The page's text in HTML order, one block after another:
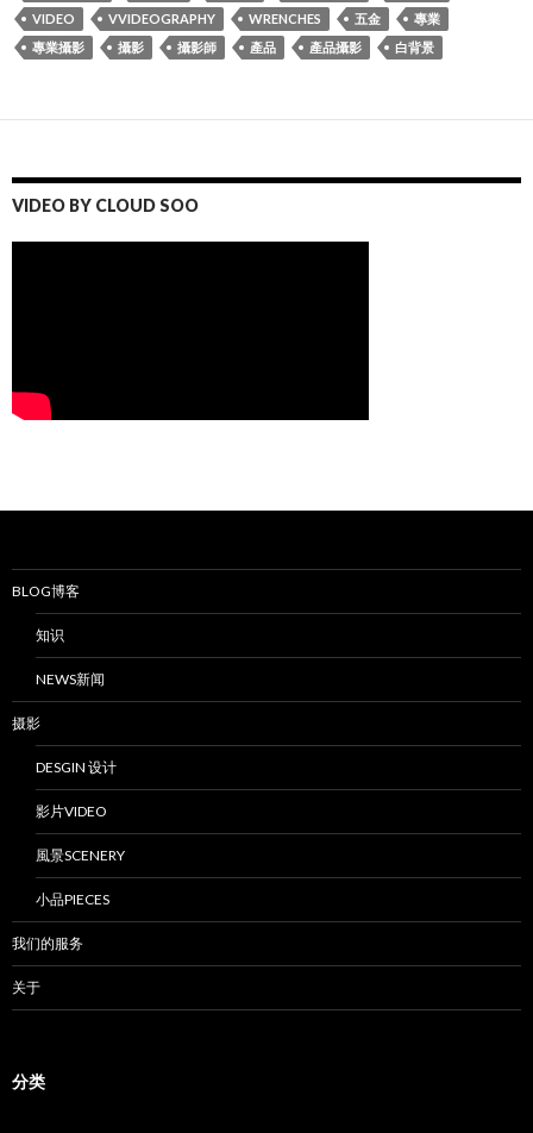
VIDEO
VVIDEOGRAPHY WRENCHES 五金
專業
專業攝影
攝影 攝影師 產品 產品攝影 白背景
VIDEO BY CLOUD SOO
BLOG博客
知识
NEWS新闻
摄影
DESGIN 设计
影片VIDEO
風景SCENERY
小品PIECES
我们的服务
关于
分类